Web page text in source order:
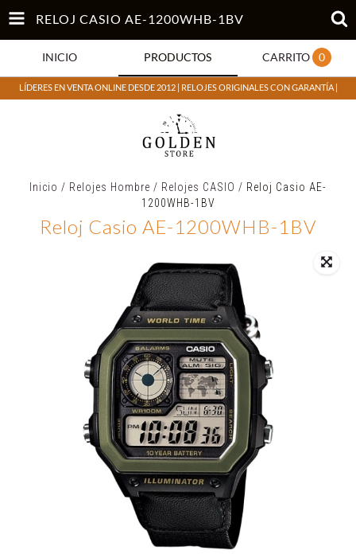
RELOJ CASIO AE-1200WHB-1BV
INICIO PRODUCTOS CARRITO 0
LÍDERES EN VENTA ONLINE DESDE 2012 | RELOJES ORIGINALES CON GARANTÍA |
Inicio / Relojes Hombre / Relojes CASIO / Reloj Casio AE-
1200WHB-1BV
Reloj Casio AE-1200WHB-1BV